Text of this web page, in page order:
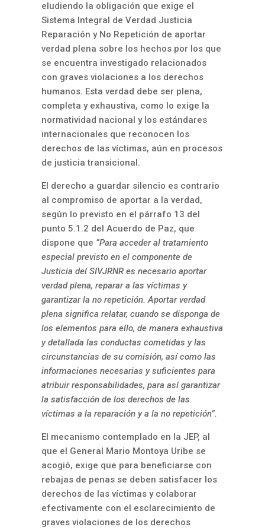
eludiendo la obligación que exige el
Sistema Integral de Verdad Justicia
Reparación y No Repetición de aportar
verdad plena sobre los hechos por los que
se encuentra investigado relacionados
con graves violaciones a los derechos
humanos. Esta verdad debe ser plena,
completa y exhaustiva, como lo exige la
normatividad nacional y los estándares
internacionales que reconocen los
derechos de las víctimas, aún en procesos
de justicia transicional.
El derecho a guardar silencio es contrario
al compromiso de aportar a la verdad,
según lo previsto en el párrafo 13 del
punto 5.1.2 del Acuerdo de Paz, que
dispone que “Para acceder al tratamiento
especial previsto en el componente de
Justicia del SIVJRNR es necesario aportar
verdad plena, reparar a las víctimas y
garantizar la no repetición. Aportar verdad
plena significa relatar, cuando se disponga de
los elementos para ello, de manera exhaustiva
y detallada las conductas cometidas y las
circunstancias de su comisión, así como las
informaciones necesarias y suficientes para
atribuir responsabilidades, para así garantizar
la satisfacción de los derechos de las
víctimas a la reparación y a la no repetición”.
El mecanismo contemplado en la JEP, al
que el General Mario Montoya Uribe se
acogió, exige que para beneficiarse con
rebajas de penas se deben satisfacer los
derechos de las víctimas y colaborar
efectivamente con el esclarecimiento de
graves violaciones de los derechos